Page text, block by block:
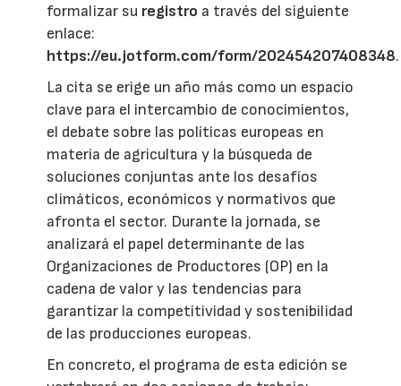
formalizar su registro a través del siguiente
enlace:
https://eu.jotform.com/form/202454207408348.
La cita se erige un año más como un espacio
clave para el intercambio de conocimientos,
el debate sobre las políticas europeas en
materia de agricultura y la búsqueda de
soluciones conjuntas ante los desafíos
climáticos, económicos y normativos que
afronta el sector. Durante la jornada, se
analizará el papel determinante de las
Organizaciones de Productores (OP) en la
cadena de valor y las tendencias para
garantizar la competitividad y sostenibilidad
de las producciones europeas.
En concreto, el programa de esta edición se